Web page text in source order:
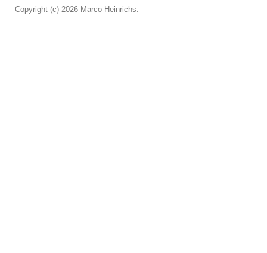
Copyright (c) 2026 Marco Heinrichs.